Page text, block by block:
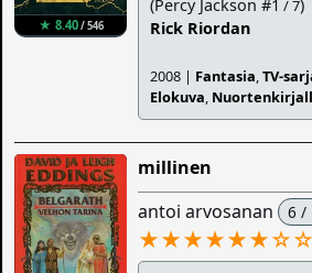
★ 8.40/ 546
(Percy Jackson #1 / 7)
Rick Riordan
2008 | Fantasia,TV-
Elokuva,
millinen
antoi arvosanan 6 /
★★★★★★☆☆